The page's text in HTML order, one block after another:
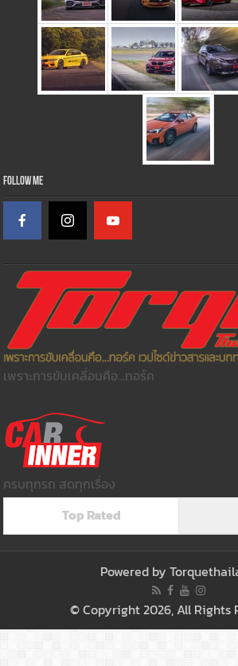
Follow Me
เพราะการขับเคลื่อนคือ...ทอร์ค
ครบทุกรถ สดทุกเรื่อง
Top Rated
Powered by
© Copyright 2026, All Rights